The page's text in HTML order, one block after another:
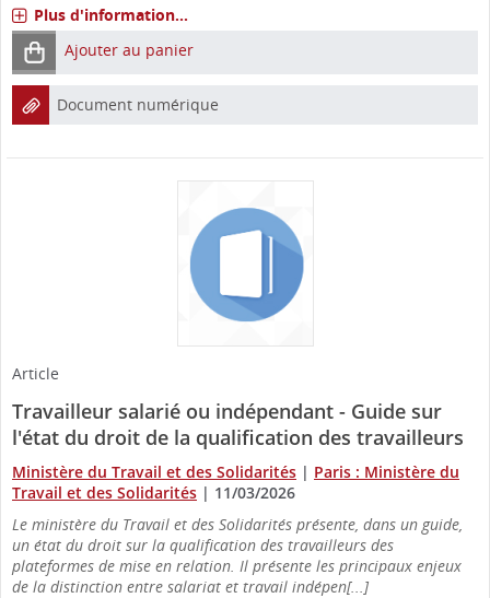
Plus d'information...
Ajouter au panier
Document numérique
Article
Travailleur salarié ou indépendant - Guide sur
l'état du droit de la qualification des travailleurs
Ministère du Travail et des Solidarités | Paris : Ministère du
Travail et des Solidarités | 11/03/2026
Le ministère du Travail et des Solidarités présente, dans un guide,
un état du droit sur la qualification des travailleurs des
plateformes de mise en relation. Il présente les principaux enjeux
de la distinction entre salariat et travail indépen[...]